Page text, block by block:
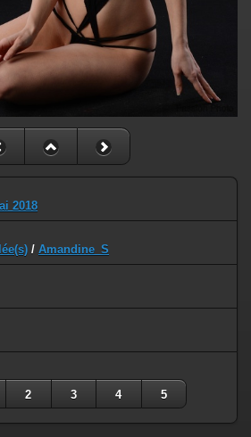
2018
/ Amandine_S
2 3 4 5